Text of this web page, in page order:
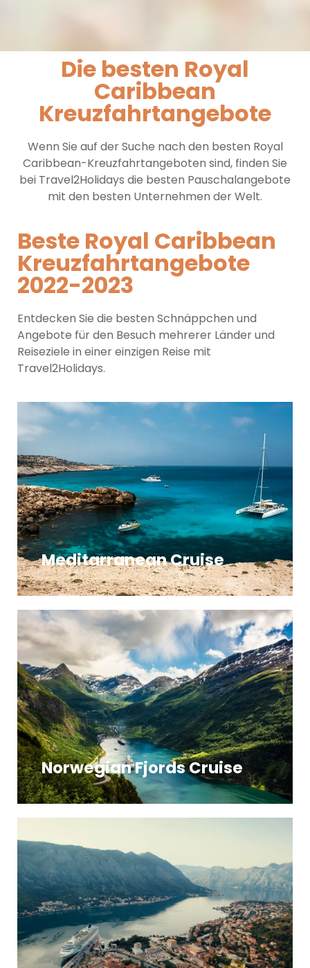
Die besten Royal
Caribbean
Kreuzfahrtangebote
Wenn Sie auf der Suche nach den besten Royal
Caribbean-Kreuzfahrtangeboten sind, finden Sie
bei Travel2Holidays die besten Pauschalangebote
mit den besten Unternehmen der Welt.
Beste Royal Caribbean
Kreuzfahrtangebote
2022-2023
Entdecken Sie die besten Schnäppchen und
Angebote für den Besuch mehrerer Länder und
Reiseziele in einer einzigen Reise mit
Travel2Holidays.
Meditarranean Cruise
Norwegian Fjords Cruise